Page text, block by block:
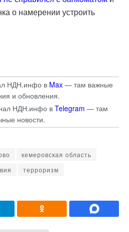
о намерении устроить
НДН.инфо в Max — там важные
и обновления.
НДН.инфо в Telegram — там
новости.
кемеровская область
терроризм